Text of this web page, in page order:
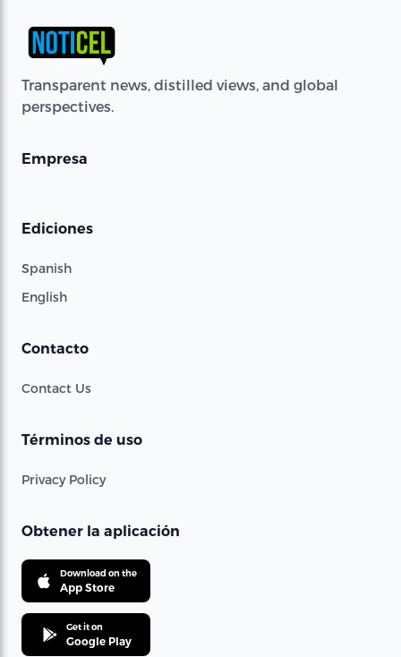
Transparent news, distilled views, and global
perspectives.
Empresa
Ediciones
Spanish
English
Contacto
Contact Us
Términos de uso
Privacy Policy
Obtener la aplicación
Download on the
App Store
Get it on
Google Play